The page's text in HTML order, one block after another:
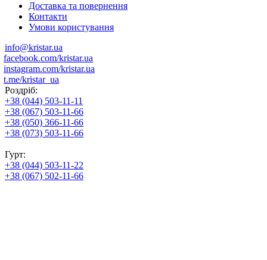
Доставка та повернення
Контакти
Умови користування
info@kristar.ua
facebook.com/kristar.ua
instagram.com/kristar.ua
t.me/kristar_ua
Роздріб:
+38 (044) 503-11-11
+38 (067) 503-11-66
+38 (050) 366-11-66
+38 (073) 503-11-66
Гурт:
+38 (044) 503-11-22
+38 (067) 502-11-66